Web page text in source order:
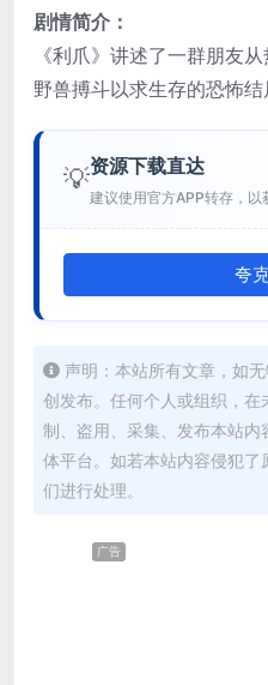
剧情简介：
《利爪》讲述了一群朋友
野兽搏斗以求生存的恐怖结
💡资源下载直达
建议使用官方APP转存，以
夸
声明：本站所有文章，如
创发布。任何个人或组织，在
制、盗用、采集、发布本站
体平台。如若本站内容侵犯
们进行处理。
广告